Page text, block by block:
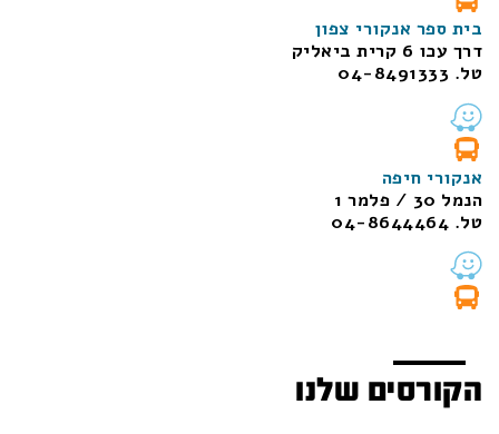
בית ספר אנקורי צפון
דרך עכו 6 קרית ביאליק
טל. 04-8491333
אנקורי חיפה
הנמל 30 / פלמר 1
טל. 04-8644464
הקורסים שלנו